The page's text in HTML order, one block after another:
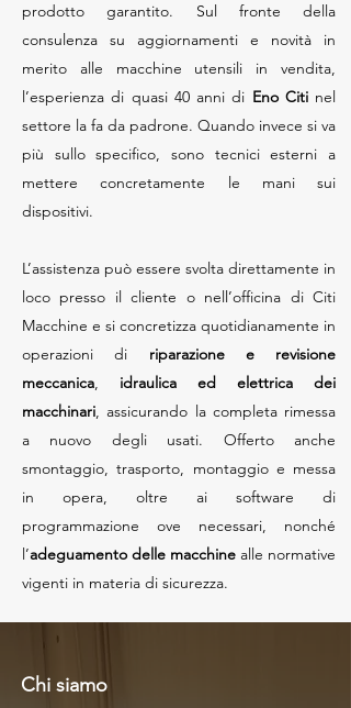
prodotto garantito. Sul fronte della
consulenza su aggiornamenti e novità in
merito alle macchine utensili in vendita,
l’esperienza di quasi 40 anni di Eno Citinel
settore la fa da padrone. Quando invece si va
più sullo specifico, sono tecnici esterni a
mettere concretamente le mani sui
dispositivi.
L’assistenza può essere svolta direttamente in
loco presso il cliente o nell’officina di Citi
Macchine e si concretizza quotidianamente in
operazioni di riparazione e revisione
meccanica, idraulica ed elettrica dei
macchinari, assicurando la completa rimessa
a nuovo degli usati. Offerto anche
smontaggio, trasporto, montaggio e messa
in opera, oltre ai software di
programmazione ove necessari, nonché
l’adeguamento delle macchine alle normative
vigenti in materia di sicurezza.
Chi siamo